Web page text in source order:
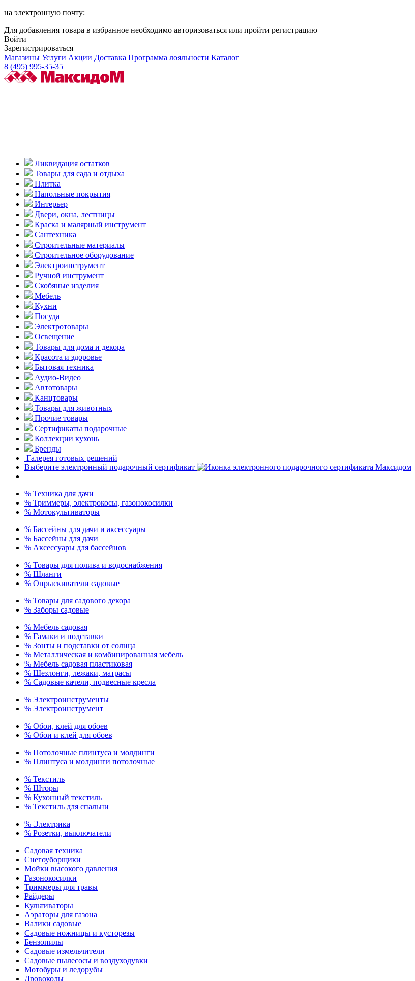
на электронную почту:
Для добавления товара в избранное необходимо авторизоваться или пройти регистрацию
Войти
Зарегистрироваться
Магазины Услуги Акции Доставка Программа лояльности Каталог
8 (495) 995-35-35
Ликвидация остатков
Товары для сада и отдыха
Плитка
Напольные покрытия
Интерьер
Двери, окна, лестницы
Краска и малярный инструмент
Сантехника
Строительные материалы
Строительное оборудование
Электроинструмент
Ручной инструмент
Скобяные изделия
Мебель
Кухни
Посуда
Электротовары
Освещение
Товары для дома и декора
Красота и здоровье
Бытовая техника
Аудио-Видео
Автотовары
Канцтовары
Товары для животных
Прочие товары
Сертификаты подарочные
Коллекции кухонь
Бренды
Галерея готовых решений
Выберите электронный подарочный сертификат
% Техника для дачи
% Триммеры, электрокосы, газонокосилки
% Мотокультиваторы
% Бассейны для дачи и аксессуары
% Бассейны для дачи
% Аксессуары для бассейнов
% Товары для полива и водоснабжения
% Шланги
% Опрыскиватели садовые
% Товары для садового декора
% Заборы садовые
% Мебель садовая
% Гамаки и подставки
% Зонты и подставки от солнца
% Металлическая и комбинированная мебель
% Мебель садовая пластиковая
% Шезлонги, лежаки, матрасы
% Садовые качели, подвесные кресла
% Электроинструменты
% Электроинструмент
% Обои, клей для обоев
% Обои и клей для обоев
% Потолочные плинтуса и молдинги
% Плинтуса и молдинги потолочные
% Текстиль
% Шторы
% Кухонный текстиль
% Текстиль для спальни
% Электрика
% Розетки, выключатели
Садовая техника
Снегоуборщики
Мойки высокого давления
Газонокосилки
Триммеры для травы
Райдеры
Культиваторы
Аэраторы для газона
Валики садовые
Садовые ножницы и кусторезы
Бензопилы
Садовые измельчители
Садовые пылесосы и воздуходувки
Мотобуры и ледорубы
Дровоколы